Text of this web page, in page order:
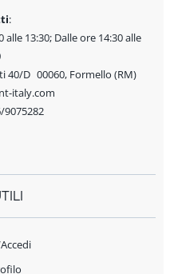
:
13:30; Dalle ore 14:30 alle
40/D 00060, Formello (RM)
italy.com
9075282